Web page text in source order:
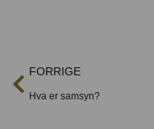
FORRIGE
Hva er samsyn?